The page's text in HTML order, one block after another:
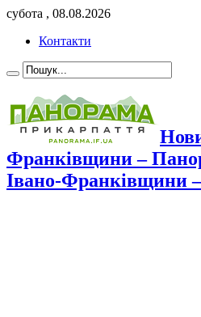
субота , 08.08.2026
Контакти
Франківщини –
Івано-Франківщини